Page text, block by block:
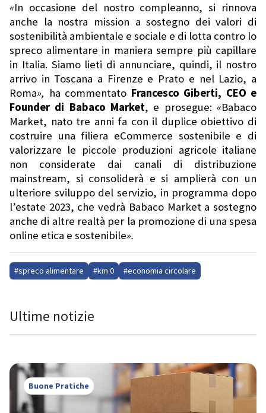
«In occasione del nostro compleanno, si rinnova
anche la nostra mission a sostegno dei valori di
sostenibilità ambientale e sociale e di lotta contro lo
spreco alimentare in maniera sempre più capillare
in Italia. Siamo lieti di annunciare, quindi, il nostro
arrivo in Toscana a Firenze e Prato e nel Lazio, a
Roma», ha commentato Francesco Giberti, CEO e
Founder di Babaco Market, e prosegue: «Babaco
Market, nato tre anni fa con il duplice obiettivo di
costruire una filiera eCommerce sostenibile e di
valorizzare le piccole produzioni agricole italiane
non considerate dai canali di distribuzione
mainstream, si consoliderà e si amplierà con un
ulteriore sviluppo del servizio, in programma dopo
l’estate 2023, che vedrà Babaco Market a sostegno
anche di altre realtà per la promozione di una spesa
online etica e sostenibile».
#spreco alimentare #km 0 #economia circolare
Ultime notizie
Buone Pratiche